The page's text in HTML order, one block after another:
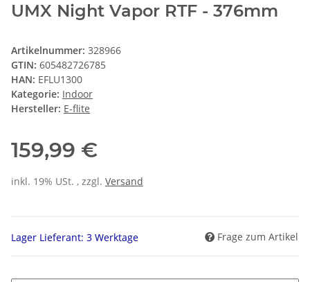
UMX Night Vapor RTF - 376mm
Artikelnummer: 328966
GTIN: 605482726785
HAN: EFLU1300
Kategorie: Indoor
Hersteller: E-flite
159,99 €
inkl. 19% USt. , zzgl. Versand
Lager Lieferant: 3 Werktage Frage zum Artikel